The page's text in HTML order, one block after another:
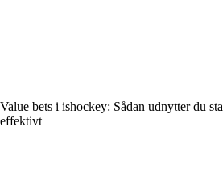
Value bets i ishockey: Sådan udnytter du
effektivt